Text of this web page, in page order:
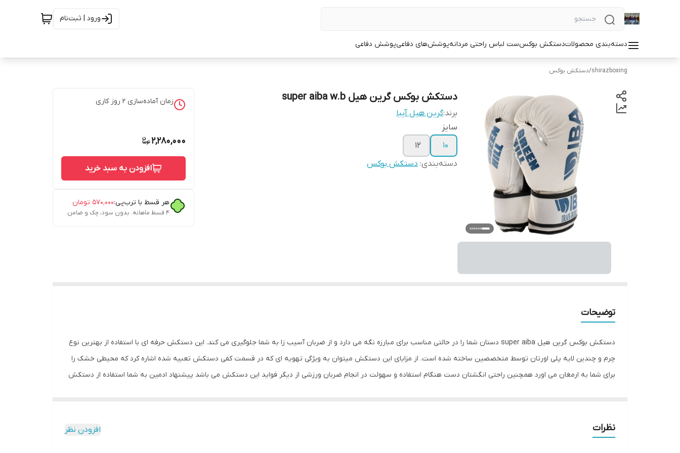
ورود | ثبت‌نام
دسته‌بندی محصولاتدستکش بوکسست لباس راحتی مردانهپوشش‌های دفاعیپوشش دفاعی
shirazboxing
/دستکش بوکس
دستکش بوکس گرین هیل super aiba w.b
برند:گرین هیل آیبا
سایز
۱۰
۱۲
دسته‌بندی: دستکش بوکس
زمان آماده‌سازی 2 روز کاری
2,280,000
افزودن به سبد خرید
هر قسط با ترب‌پی:۵۷۰٬۰۰۰ تومان
۴ قسط ماهانه. بدون سود، چک و ضامن.
توضیحات
دستکش بوکس گرین هیل super aiba دستان شما را در حالتی مناسب برای مبارزه نگه می دارد و از ضربان آسیب زا به شما جلوگیری می کند. این دستکش حرفه ای با استفاده از بهترین نوع
چرم و چندین لایه پلی اورتان توسط متخصصین ساخته شده است. از مزایای این دستکش میتوان به ویژگی تهویه ای که در قسمت کفی دستکش تعبیه شده اشاره کرد که محیطی خشک را
برای شما به ارمغان می اورد همچنین راحتی انگشتان دست هنگام استفاده و سهولت در انجام ضربان ورزشی از دیگر فواید این دستکش می باشد پیشنهاد ادمین به شما استفاده از دستکش
نظرات افزودن نظر